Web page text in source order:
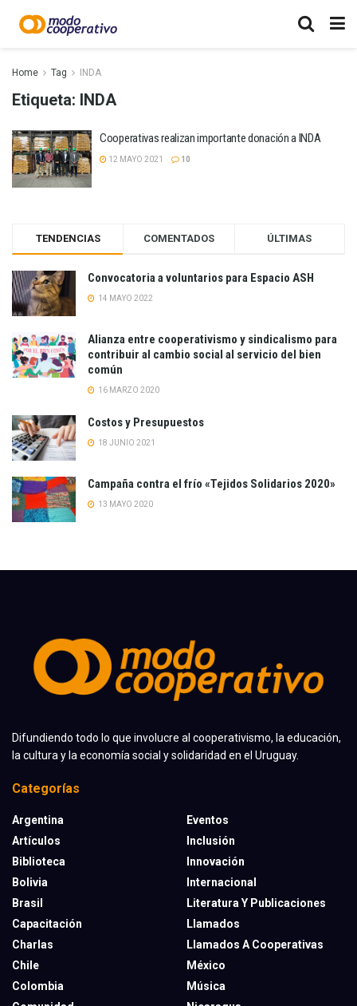
Home Tag INDA
Etiqueta: INDA
Cooperativas realizan importante donación a INDA
12 MAYO 2021 10
TENDENCIAS COMENTADOS ÚLTIMAS
Convocatoria a voluntarios para Espacio ASH
14 MAYO 2022
Alianza entre cooperativismo y sindicalismo para
contribuir al cambio social al servicio del bien
común
16 MARZO 2020
Costos y Presupuestos
18 JUNIO 2021
Campaña contra el frío «Tejidos Solidarios 2020»
13 MAYO 2020
Difundiendo todo lo que involucre al cooperativismo, la educación,
la cultura y la economía social y solidaridad en el Uruguay.
Categorías
Argentina
Artículos
Biblioteca
Bolivia
Brasil
Capacitación
Charlas
Chile
Colombia
Eventos
Inclusión
Innovación
Internacional
Literatura Y Publicaciones
Llamados
Llamados A Cooperativas
México
Música